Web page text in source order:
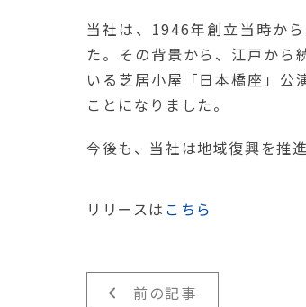
当社は、1946年創立当時か
た。その背景から、江戸から
いる芝居小屋「日本橋座」公
ことになりました。
今後も、当社は地域復興を推
リリースは こちら
前の記事